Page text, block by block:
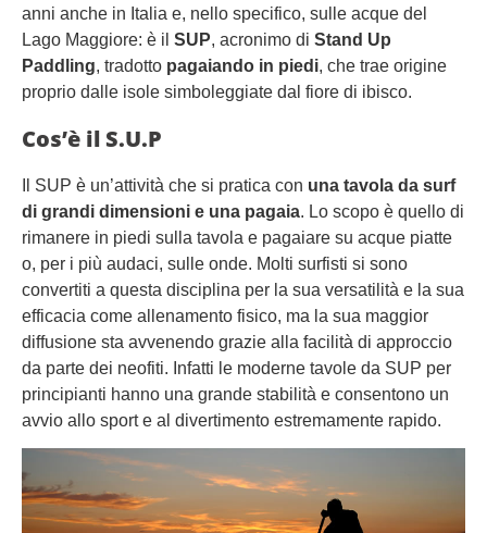
anni anche in Italia e, nello specifico, sulle acque del
Lago Maggiore: è il SUP, acronimo di Stand Up
Paddling, tradotto pagaiando in piedi, che trae origine
proprio dalle isole simboleggiate dal fiore di ibisco.
Cos’è il S.U.P
Il SUP è un’attività che si pratica con una tavola da surf
di grandi dimensioni e una pagaia. Lo scopo è quello di
rimanere in piedi sulla tavola e pagaiare su acque piatte
o, per i più audaci, sulle onde. Molti surfisti si sono
convertiti a questa disciplina per la sua versatilità e la sua
efficacia come allenamento fisico, ma la sua maggior
diffusione sta avvenendo grazie alla facilità di approccio
da parte dei neofiti. Infatti le moderne tavole da SUP per
principianti hanno una grande stabilità e consentono un
avvio allo sport e al divertimento estremamente rapido.